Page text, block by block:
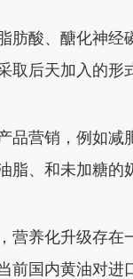
肪酸、醣化神
取后天加入的
品营销，例如
脂、和未加糖
营养化升级存
前国内黄油对